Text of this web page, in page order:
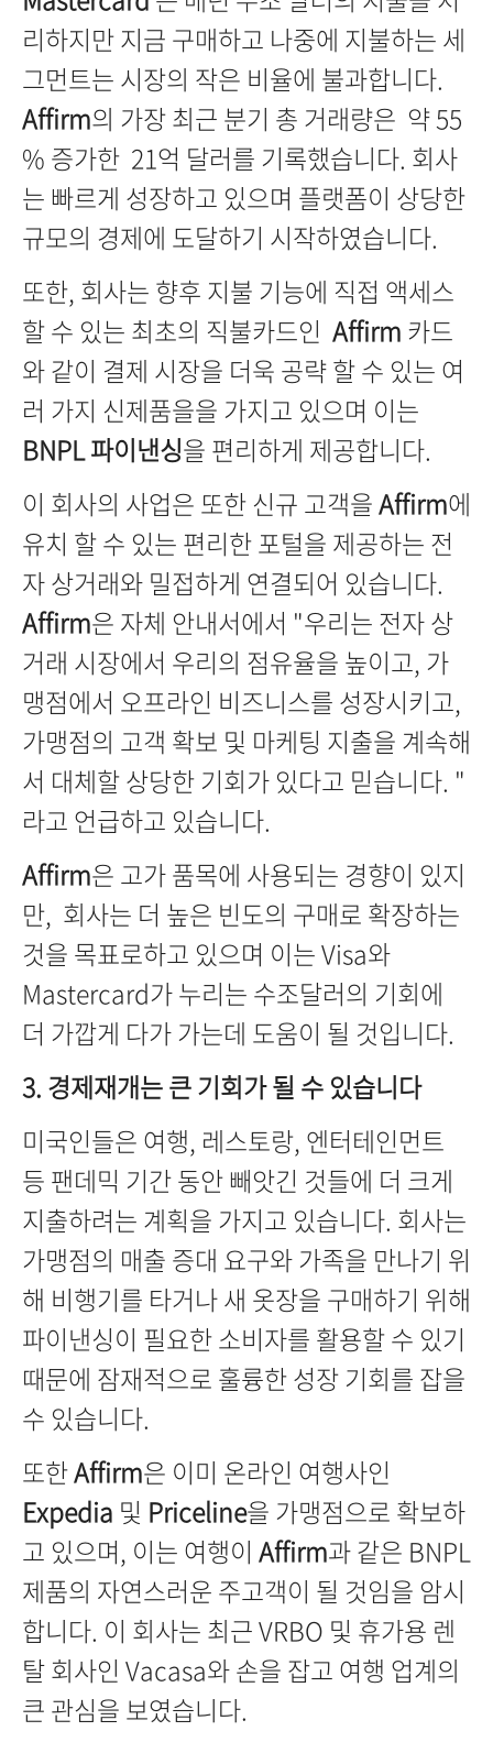
리하지만 지금 구매하고 나중에 지불하는 세
그먼트는 시장의 작은 비율에 불과합니다.
Affirm의 가장 최근 분기 총 거래량은 약 55
% 증가한 21억 달러를 기록했습니다. 회사
는 빠르게 성장하고 있으며 플랫폼이 상당한
규모의 경제에 도달하기 시작하였습니다.
또한, 회사는 향후 지불 기능에 직접 액세스
할 수 있는 최초의 직불카드인 Affirm 카드
와 같이 결제 시장을 더욱 공략 할 수 있는 여
러 가지 신제품을을 가지고 있으며 이는
BNPL 파이낸싱을 편리하게 제공합니다.
이 회사의 사업은 또한 신규 고객을Affirm에
유치 할 수 있는 편리한 포털을 제공하는 전
자 상거래와 밀접하게 연결되어 있습니다.
Affirm은 자체 안내서에서 "우리는 전자 상
거래 시장에서 우리의 점유율을 높이고, 가
맹점에서 오프라인 비즈니스를 성장시키고,
가맹점의 고객 확보 및 마케팅 지출을 계속해
서 대체할 상당한 기회가 있다고 믿습니다. "
라고 언급하고 있습니다.
Affirm은 고가 품목에 사용되는 경향이 있지
만, 회사는 더 높은 빈도의 구매로 확장하는
것을 목표로하고 있으며 이는 Visa와
Mastercard가 누리는 수조달러의 기회에
더 가깝게 다가 가는데 도움이 될 것입니다.
3. 경제재개는 큰 기회가 될 수 있습니다
미국인들은 여행, 레스토랑, 엔터테인먼트
등 팬데믹 기간 동안 빼앗긴 것들에 더 크게
지출하려는 계획을 가지고 있습니다. 회사는
가맹점의 매출 증대 요구와 가족을 만나기 위
해 비행기를 타거나 새 옷장을 구매하기 위해
파이낸싱이 필요한 소비자를 활용할 수 있기
때문에 잠재적으로 훌륭한 성장 기회를 잡을
수 있습니다.
또한Affirm은 이미 온라인 여행사인
Expedia 및 Priceline을 가맹점으로 확보하
고 있으며, 이는 여행이 Affirm과 같은 BNPL
제품의 자연스러운 주고객이 될 것임을 암시
합니다. 이 회사는 최근 VRBO 및 휴가용 렌
탈 회사인 Vacasa와 손을 잡고 여행 업계의
큰 관심을 보였습니다.